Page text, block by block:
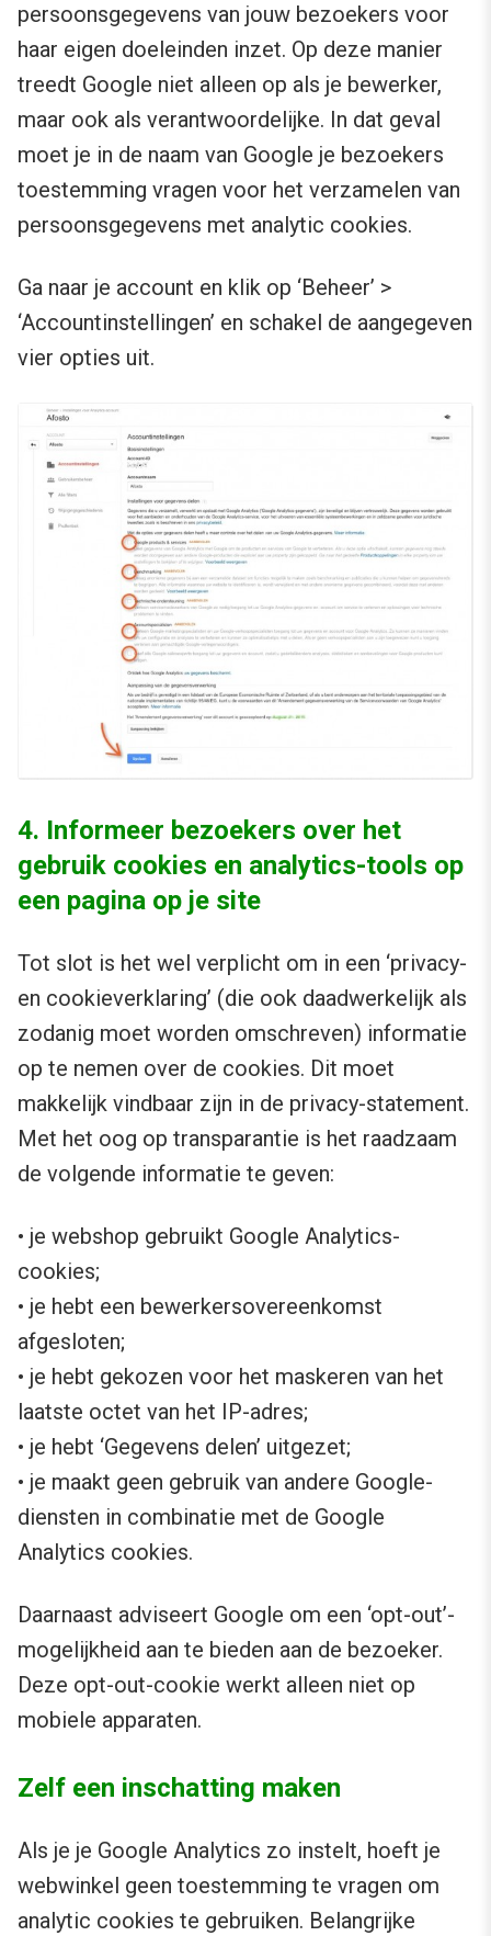
persoonsgegevens van jouw bezoekers voor
haar eigen doeleinden inzet. Op deze manier
treedt Google niet alleen op als je bewerker,
maar ook als verantwoordelijke. In dat geval
moet je in de naam van Google je bezoekers
toestemming vragen voor het verzamelen van
persoonsgegevens met analytic cookies.
Ga naar je account en klik op ‘Beheer’ >
‘Accountinstellingen’ en schakel de aangegeven
vier opties uit.
4. Informeer bezoekers over het
gebruik cookies en analytics-tools op
een pagina op je site
Tot slot is het wel verplicht om in een ‘privacy-
en cookieverklaring’ (die ook daadwerkelijk als
zodanig moet worden omschreven) informatie
op te nemen over de cookies. Dit moet
makkelijk vindbaar zijn in de privacy-statement.
Met het oog op transparantie is het raadzaam
de volgende informatie te geven:
• je webshop gebruikt Google Analytics-
cookies;
• je hebt een bewerkersovereenkomst
afgesloten;
• je hebt gekozen voor het maskeren van het
laatste octet van het IP-adres;
• je hebt ‘Gegevens delen’ uitgezet;
• je maakt geen gebruik van andere Google-
diensten in combinatie met de Google
Analytics cookies.
Daarnaast adviseert Google om een ‘opt-out’-
mogelijkheid aan te bieden aan de bezoeker.
Deze opt-out-cookie werkt alleen niet op
mobiele apparaten.
Zelf een inschatting maken
Als je je Google Analytics zo instelt, hoeft je
webwinkel geen toestemming te vragen om
analytic cookies te gebruiken. Belangrijke